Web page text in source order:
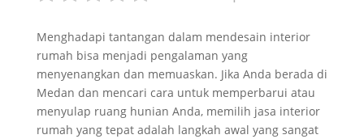
Menghadapi tantangan dalam mendesain interior
rumah bisa menjadi pengalaman yang
menyenangkan dan memuaskan. Jika Anda berada di
Medan dan mencari cara untuk memperbarui atau
menyulap ruang hunian Anda, memilih jasa interior
rumah yang tepat adalah langkah awal yang sangat